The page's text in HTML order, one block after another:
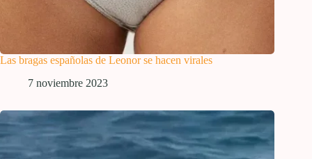
Las bragas españolas de Leonor se hacen virales
7 noviembre 2023